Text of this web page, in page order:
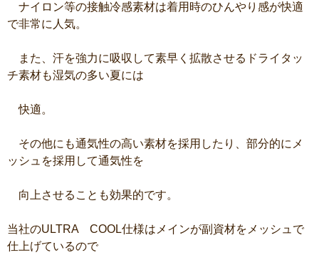
ナイロン等の接触冷感素材は着用時のひんやり感が快適
で非常に人気。
また、汗を強力に吸収して素早く拡散させるドライタッ
チ素材も湿気の多い夏には
快適。
その他にも通気性の高い素材を採用したり、部分的にメ
ッシュを採用して通気性を
向上させることも効果的です。
当社のULTRA COOL仕様はメインが副資材をメッシュで
仕上げているので